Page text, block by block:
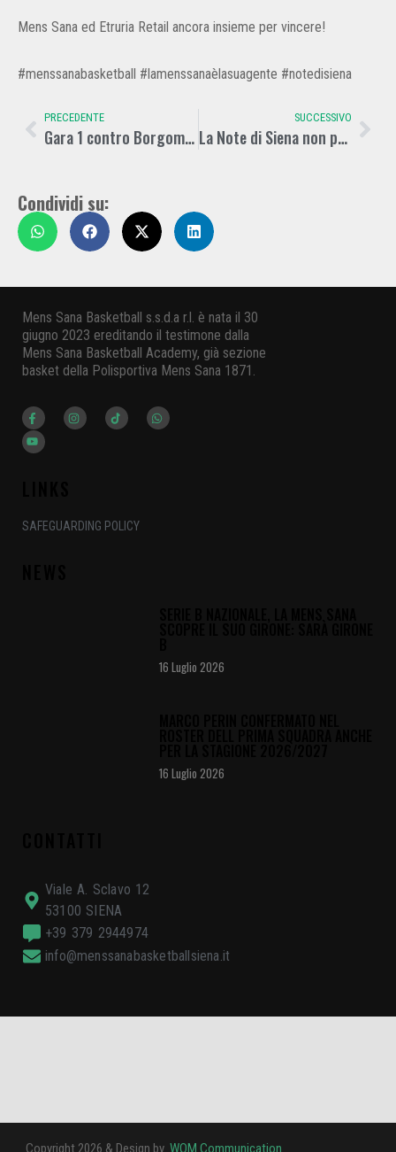
Mens Sana ed Etruria Retail ancora insieme per vincere!
#menssanabasketball #lamenssanaèlasuagente #notedisiena
PRECEDENTE
Gara 1 contro Borgomanero è della Note di Siena
SUCCESSIVO
La Note di Siena non passa a Borgomanero. Si decide tutto in gara 3
Condividi su:
Mens Sana Basketball s.s.d.a r.l. è nata il 30
giugno 2023 ereditando il testimone dalla
Mens Sana Basketball Academy, già sezione
basket della Polisportiva Mens Sana 1871.
SAFEGUARDING POLICY
16 Luglio 2026
16 Luglio 2026
Viale A. Sclavo 12
53100 SIENA
+39 379 2944974
info@menssanabasketballsiena.it